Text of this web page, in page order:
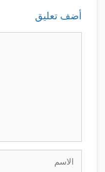
أضف تعليق
الاسم